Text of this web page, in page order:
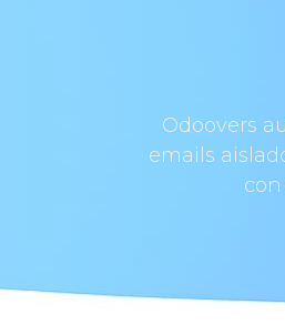
Odoovers
emails